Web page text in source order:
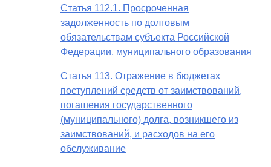
Статья 112.1. Просроченная
задолженность по долговым
обязательствам субъекта Российской
Федерации, муниципального образования
Статья 113. Отражение в бюджетах
поступлений средств от заимствований,
погашения государственного
(муниципального) долга, возникшего из
заимствований, и расходов на его
обслуживание